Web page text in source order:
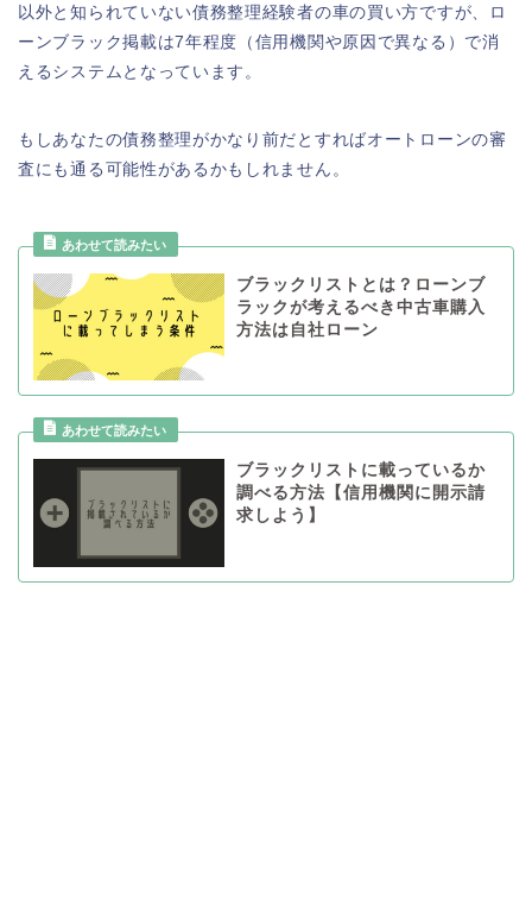
以外と知られていない債務整理経験者の車の買い方ですが、ロ
ーンブラック掲載は7年程度（信用機関や原因で異なる）で消
えるシステムとなっています。
もしあなたの債務整理がかなり前だとすればオートローンの審
査にも通る可能性があるかもしれません。
ブラックリストとは？ローンブ
ラックが考えるべき中古車購入
方法は自社ローン
ブラックリストに載っているか
調べる方法【信用機関に開示請
求しよう】